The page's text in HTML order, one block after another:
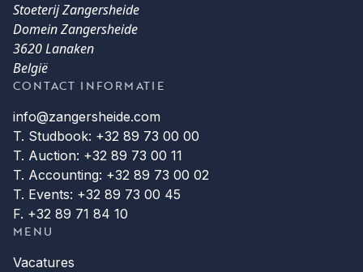
Stoeterij Zangersheide
Domein Zangersheide
3620 Lanaken
België
CONTACT INFORMATIE
info@zangersheide.com
T. Studbook: +32 89 73 00 00
T. Auction: +32 89 73 00 11
T. Accounting: +32 89 73 00 02
T. Events: +32 89 73 00 45
F. +32 89 71 84 10
MENU
Vacatures